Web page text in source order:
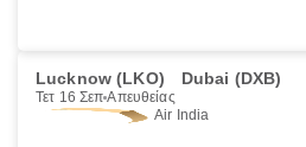
Lucknow (LKO) Dubai (DXB)
Τετ 16 Σεπ Απευθείας
Air India